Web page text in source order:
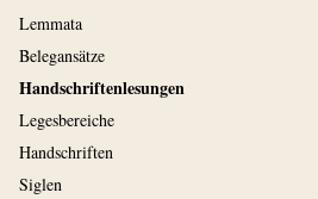
Lemmata
Belegansätze
Handschriftenlesungen
Legesbereiche
Handschriften
Siglen